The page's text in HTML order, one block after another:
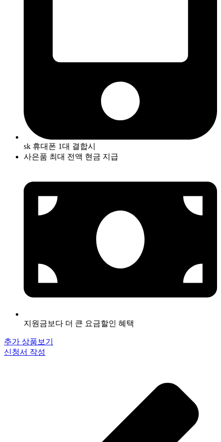
sk 휴대폰 1대 결합시
사은품 최대 전액 현금 지급
지원금보다 더 큰 요금할인 혜택
추가 상품보기
신청서 작성